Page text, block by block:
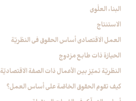
البناء العلْوي
الاستنتاج
العمل الاقتصادي أساس الحقوق في النظريّة
الحيازة ذات طابع مزدوج
النظريّة تميّز بين الأعمال ذات الصفة الاقتصاديّة
كيف تقوم الحقوق الخاصّة على أساس العمل؟